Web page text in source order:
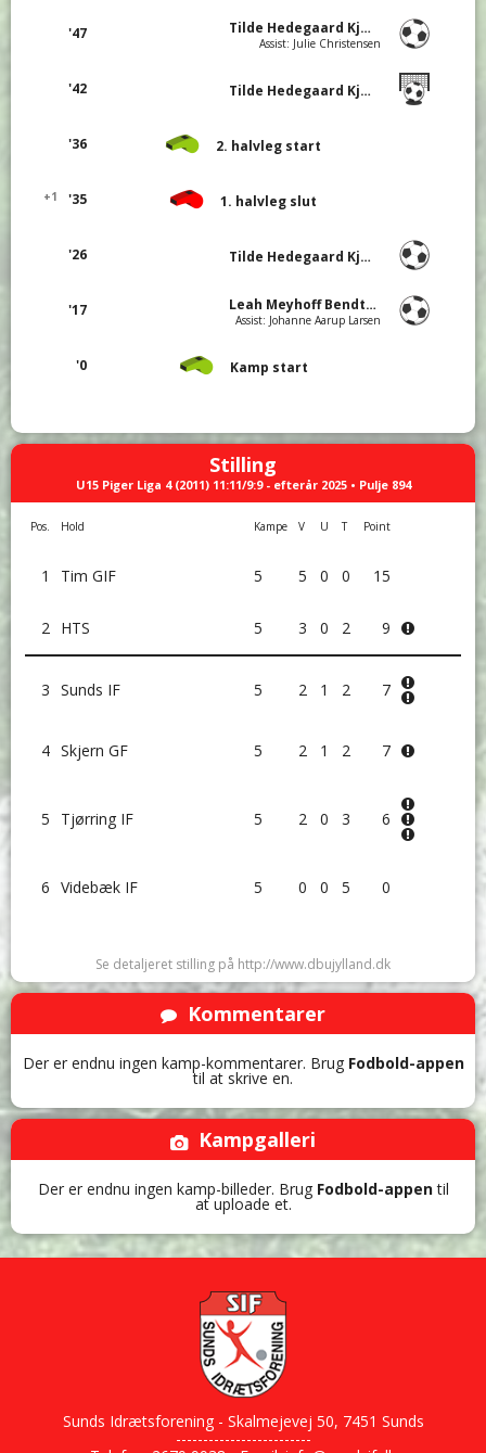
'47 Tilde Hedegaard Kjær Jensen
Assist: Julie Christensen
'42 Tilde Hedegaard Kjær Jensen (Straffe)
'36 2. halvleg start
'35
+1 1. halvleg slut
'26 Tilde Hedegaard Kjær Jensen
'17 Leah Meyhoff Bendtsen
Assist: Johanne Aarup Larsen
'0 Kamp start
Stilling
U15 Piger Liga 4 (2011) 11:11/9:9 - efterår 2025 • Pulje 894
Pos. Hold Kampe V U T Point
1 Tim GIF 5 5 0 0 15
2 HTS 5 3 0 2 9
3 Sunds IF 5 2 1 2 7
4 Skjern GF 5 2 1 2 7
5 Tjørring IF 5 2 0 3 6
6 Videbæk IF 5 0 0 5 0
Se detaljeret stilling på http://www.dbujylland.dk
Kommentarer
Der er endnu ingen kamp-kommentarer. Brug Fodbold-appen
til at skrive en.
Kampgalleri
Der er endnu ingen kamp-billeder. Brug Fodbold-appentil
at uploade et.
Sunds Idrætsforening - Skalmejevej 50, 7451 Sunds
-------------------------